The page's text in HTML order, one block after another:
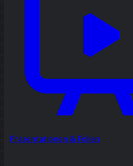
Präsentationen & Folien